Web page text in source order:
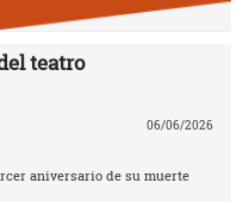
teatro
06/06/2026
aniversario de su muerte